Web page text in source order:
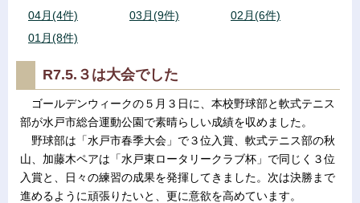
04月(4件)
03月(9件)
02月(6件)
01月(8件)
R7.5.３は大会でした
ゴールデンウィークの５月３日に、本校野球部と軟式テニス
部が水戸市総合運動公園で素晴らしい成績を収めました。
野球部は「水戸市春季大会」で３位入賞、軟式テニス部の秋
山、加藤木ペアは「水戸東ロータリークラブ杯」で同じく３位
入賞と、日々の練習の成果を発揮してきました。次は決勝まで
進めるように頑張りたいと、更に意欲を高めています。